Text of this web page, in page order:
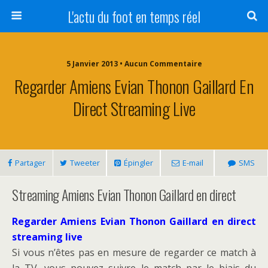
L'actu du foot en temps réel
5 Janvier 2013 • Aucun Commentaire
Regarder Amiens Evian Thonon Gaillard En
Direct Streaming Live
Partager Tweeter Épingler E-mail SMS
Streaming Amiens Evian Thonon Gaillard en direct
Regarder Amiens Evian Thonon Gaillard en direct
streaming live
Si vous n’êtes pas en mesure de regarder ce match à